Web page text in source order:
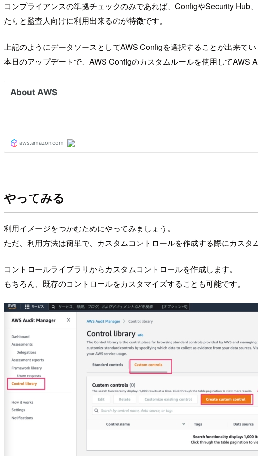
コンプライアンスの準拠チェックのみであれば、ConfigやSecurity
たりと監査人向けに利用出来るのが特徴です。
上記のようにデータソースとしてAWS Configを選択することが出来て
本日のアップデートで、AWS Configのカスタムルールを使用してAWS
やってみる
利用イメージをつかむためにやってみましょう。
ただ、利用方法は簡単で、カスタムコントロールを作成する際にカスタ
コントロールライブラリからカスタムコントロールを作成します。
もちろん、既存のコントロールをカスタマイズすることも可能です。